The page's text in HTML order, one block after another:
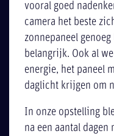
vooral goed
camera het beste
zonnepaneel
belangrijk. Ook al
energie, het paneel
daglicht krijgen om
In onze opstelling
na een aantal